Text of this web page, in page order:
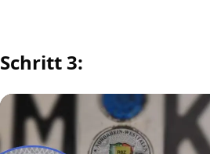
Schritt 3: